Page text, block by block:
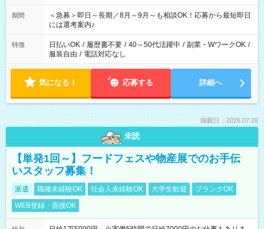
ば前職が、 在宅/財団法人/事務/コールセンター/受付/販売/カフェ
スタッフ スイーツ販売/ホテルフロント/化粧品販売/など 様々な
業界から入社して活躍されています♪
期間
＜急募＞即日～長期／8月～9月～も相談OK！応募から最短即日
には選考案内♪
特徴 日払いOK / 履歴書不要 / 40～50代活躍中 / 副業・WワークOK /
服装自由 / 電話対応なし
気になる！ 応募する 詳細へ
掲載日：2026.07.28
未読
【単発1回～】フードフェスや物産展でのお手伝
いスタッフ募集！
派遣 職種未経験OK 社会人未経験OK 大学生歓迎
ブランクOK
WEB登録・面接OK